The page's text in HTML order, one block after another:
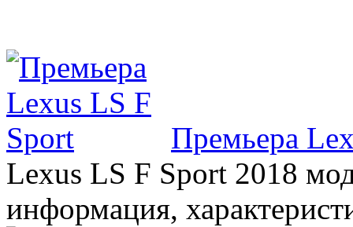
Премьера
Lexus LS F Sport 2018
информация,